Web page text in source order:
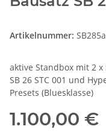
Artikelnummer:
aktive Standbox mit 2 x
SB 26 STC 001 und
Presets (Bluesklasse)
1.100,00 €